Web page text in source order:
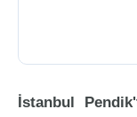
İstanbul